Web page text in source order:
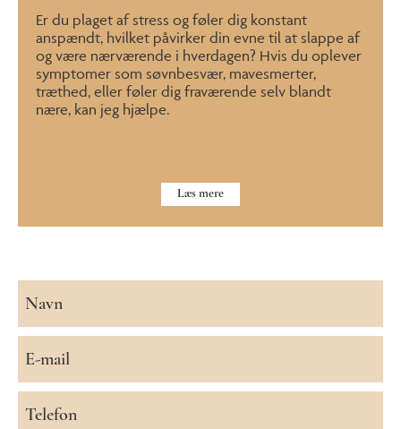
Er du plaget af stress og føler dig konstant
anspændt, hvilket påvirker din evne til at slappe af
og være nærværende i hverdagen? Hvis du oplever
symptomer som søvnbesvær, mavesmerter,
træthed, eller føler dig fraværende selv blandt
nære, kan jeg hjælpe.
Læs mere
mail
*